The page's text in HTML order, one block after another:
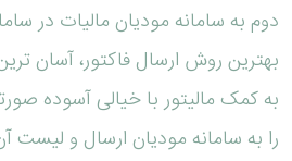
دوم به سامانه مودیان مالیات در
بهترین روش ارسال فاکتور، آسان
به کمک مالیتور با خیالی آسوده
را به سامانه مودیان ارسال و لیست